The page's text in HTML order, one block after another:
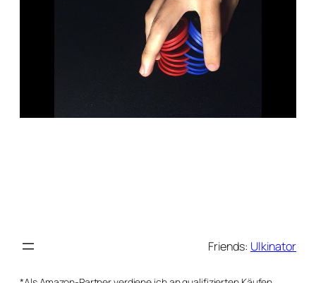
Friends: Ulkinator